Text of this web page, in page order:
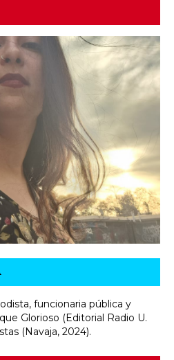
funcionaria pública y
Glorioso (Editorial Radio U.
(Navaja, 2024).